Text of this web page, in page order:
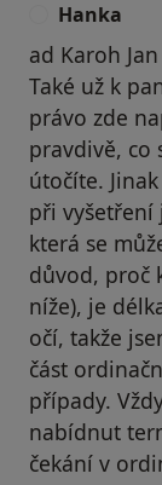
Hanka
ad Karoh
Také už k
právo zde
pravdivě, co
útočíte.
při vyšetření
která se
důvod, proč
níže), je
očí, takže
část
případy.
nabídnut
čekání v